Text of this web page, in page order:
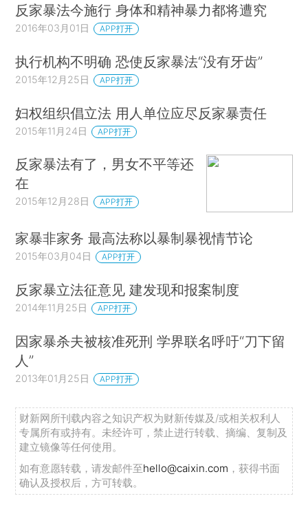
反家暴法今施行 身体和精神暴力都将遭究
2016年03月01日 APP打开
执行机构不明确 恐使反家暴法“没有牙齿”
2015年12月25日 APP打开
妇权组织倡立法 用人单位应尽反家暴责任
2015年11月24日 APP打开
反家暴法有了，男女不平等还
在
2015年12月28日 APP打开
家暴非家务 最高法称以暴制暴视情节论
2015年03月04日 APP打开
反家暴立法征意见 建发现和报案制度
2014年11月25日 APP打开
因家暴杀夫被核准死刑 学界联名呼吁“刀下留
人”
2013年01月25日 APP打开
财新网所刊载内容之知识产权为财新传媒及/或相关权利人
专属所有或持有。未经许可，禁止进行转载、摘编、复制及
建立镜像等任何使用。
如有意愿转载，请发邮件至hello@caixin.com ，获得书面
确认及授权后，方可转载。